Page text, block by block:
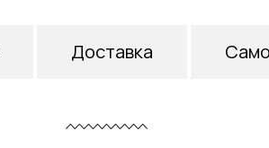
Доставка